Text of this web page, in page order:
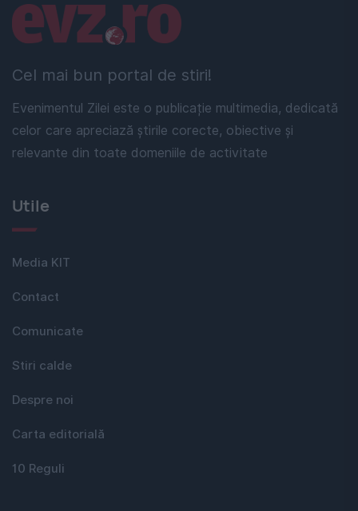
Cel mai bun portal de stiri!
Evenimentul Zilei este o publicație multimedia, dedicată
celor care apreciază știrile corecte, obiective și
relevante din toate domeniile de activitate
Linkuri utile
Utile
Media KIT
Contact
Comunicate
Stiri calde
Despre noi
Carta editorială
10 Reguli